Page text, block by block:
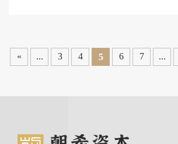
« ... 3 4 5 6 7 ...